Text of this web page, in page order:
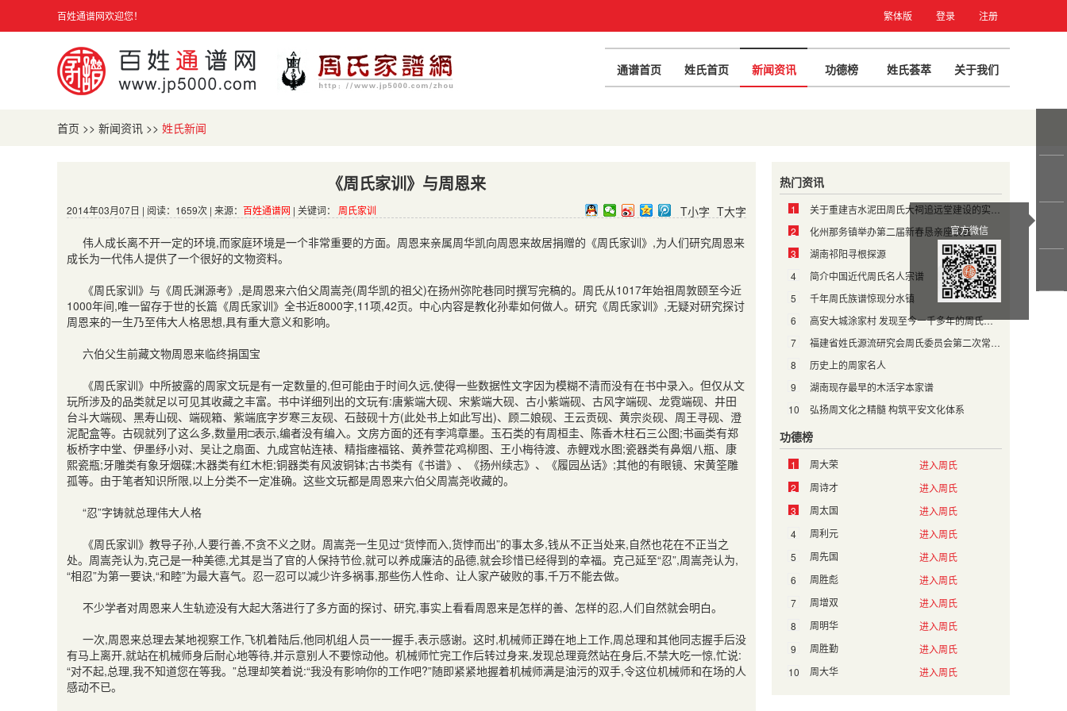
百姓通谱网欢迎您！ 繁体版 登录 注册
通谱首页 姓氏首页 新闻资讯 功德榜 姓氏荟萃 关于我们
首页 >> 新闻资讯 >> 姓氏新闻
热门资讯
1
关于重建吉水泥田周氏大祠追远堂建设的实施方案
2
化州那务镇举办第二届新春恳亲座谈会
3
湖南祁阳寻根探源
4
简介中国近代周氏名人宗谱
5
千年周氏族谱惊现分水镇
6
高安大城涂家村 发现至今一千多年的周氏宗祠牌楼
7
福建省姓氏源流研究会周氏委员会第二次常务理事会议
8
历史上的周家名人
9
湖南现存最早的木活字本家谱
10
弘扬周文化之精髓 构筑平安文化体系
功德榜
1 周大荣
进入周氏
2
周诗才
进入周氏
3
周太国
进入周氏
4
周利元
进入周氏
5
周先国
进入周氏
6
周胜彪
进入周氏
7
周增双
进入周氏
8
周明华
进入周氏
9
周胜勤
进入周氏
10
周大华 进入周氏
《周氏家训》与周恩来
2014年03月07日 | 阅读：1659次 | 来源： 百姓通谱网 | 关键词： 周氏家训 T小字 T大字
伟人成长离不开一定的环境,而家庭环境是一个非常重要的方面。周恩来亲属周华凯向周恩来故居捐赠的《周氏家训》 ,为人们研究周恩来
成长为一代伟人提供了一个很好的文物资料。
《周氏家训》与《周氏渊源考》 ,是周恩来六伯父周嵩尧(周华凯的祖父)在扬州弥陀巷同时撰写完稿的。周氏从1017年始祖周敦颐至今近
1000年间,唯一留存于世的长篇《周氏家训》全书近8000字,11项,42页。中心内容是教化孙辈如何做人。研究《周氏家训》 ,无疑对研究探讨
周恩来的一生乃至伟大人格思想,具有重大意义和影响。
六伯父生前藏文物周恩来临终捐国宝
《周氏家训》中所披露的周家文玩是有一定数量的,但可能由于时间久远,使得一些数据性文字因为模糊不清而没有在书中录入。但仅从文
玩所涉及的品类就足以可见其收藏之丰富。书中详细列出的文玩有:唐紫端大砚、宋紫端大砚、古小紫端砚、古风字端砚、龙霓端砚、井田
台斗大端砚、黑寿山砚、端砚箱、紫端底字岁寒三友砚、石鼓砚十方(此处书上如此写出)、顾二娘砚、王云贡砚、黄宗炎砚、周王寻砚、澄
泥配盒等。古砚就列了这么多,数量用□表示,编者没有编入。文房方面的还有李鸿章墨。玉石类的有周桓圭、陈香木柱石三公图;书画类有郑
板桥字中堂、伊墨纾小对、吴让之扇面、九成宫帖连裱、精指瘗福铭、黄养萱花鸡柳图、王小梅待渡、赤鲤戏水图;瓷器类有鼻烟八瓶、康
熙瓷瓶;牙雕类有象牙烟碟;木器类有红木柜;铜器类有风波铜钵;古书类有《书谱》、《扬州续志》、《履园丛话》 ;其他的有眼镜、宋黄筌雕
孤等。由于笔者知识所限,以上分类不一定准确。这些文玩都是周恩来六伯父周嵩尧收藏的。
“忍”字铸就总理伟大人格
《周氏家训》教导子孙,人要行善,不贪不义之财。周嵩尧一生见过“货悖而入,货悖而出”的事太多,钱从不正当处来,自然也花在不正当之
处。周嵩尧认为,克己是一种美德,尤其是当了官的人保持节俭,就可以养成廉洁的品德,就会珍惜已经得到的幸福。克己延至“忍”,周嵩尧认为,
“相忍”为第一要诀,“和睦”为最大喜气。忍一忍可以减少许多祸事,那些伤人性命、让人家产破败的事,千万不能去做。
不少学者对周恩来人生轨迹没有大起大落进行了多方面的探讨、研究,事实上看看周恩来是怎样的善、怎样的忍,人们自然就会明白。
一次,周恩来总理去某地视察工作,飞机着陆后,他同机组人员一一握手,表示感谢。这时,机械师正蹲在地上工作,周总理和其他同志握手后没
有马上离开,就站在机械师身后耐心地等待,并示意别人不要惊动他。机械师忙完工作后转过身来,发现总理竟然站在身后,不禁大吃一惊,忙说:
“对不起,总理,我不知道您在等我。”总理却笑着说:“我没有影响你的工作吧?”随即紧紧地握着机械师满是油污的双手,令这位机械师和在场的人
感动不已。
官方微信